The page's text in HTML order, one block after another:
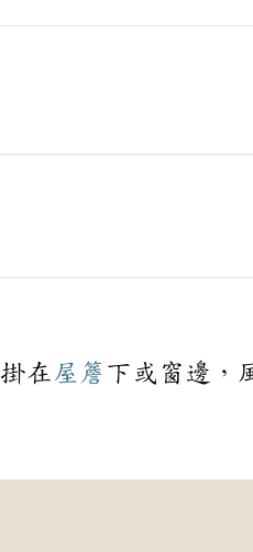
掛在屋簷 下或窗邊，